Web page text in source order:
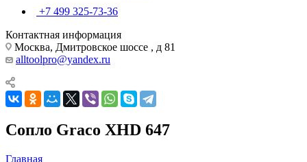
+7 499 325-73-36
Контактная информация
Москва, Дмитровское шоссе , д 81
alltoolpro@yandex.ru
Сопло Graco XHD 647
Главная